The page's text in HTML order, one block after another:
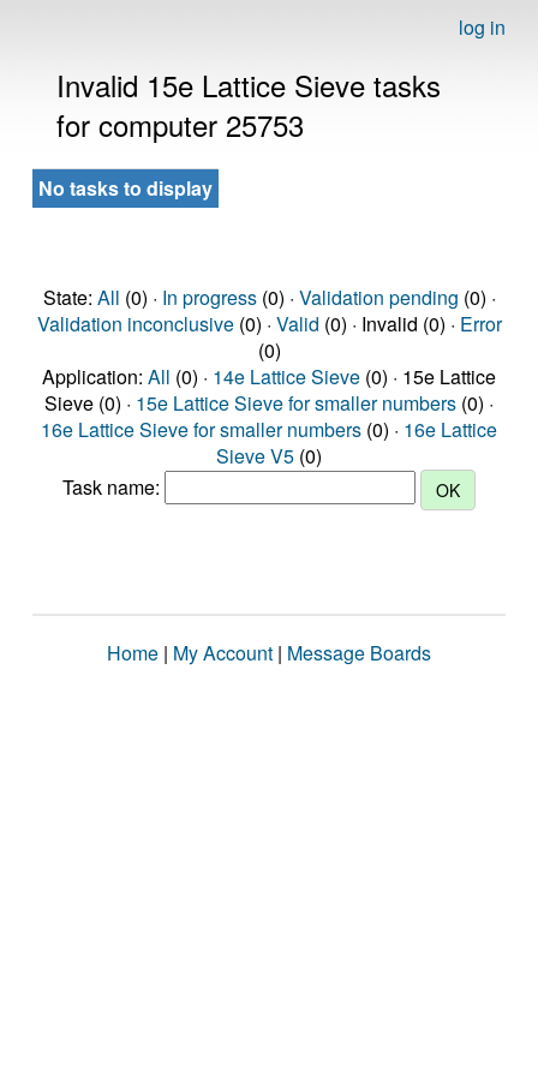
log in
Invalid 15e Lattice Sieve tasks
for computer 25753
No tasks to display
State: All (0) · In progress(0) · Validation pending (0) ·
Validation inconclusive(0) · Valid (0) · Invalid (0) · Error
(0)
Application: All (0) · 14e Lattice Sieve (0) · 15e Lattice
Sieve (0) · 15e Lattice Sieve for smaller numbers (0) ·
16e Lattice Sieve for smaller numbers (0) · 16e Lattice
Sieve V5 (0)
Task name:
Home | My Account | Message Boards